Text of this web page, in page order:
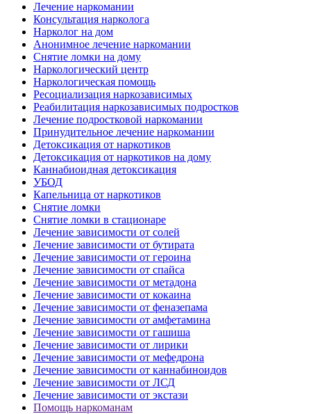
Лечение наркомании
Консультация нарколога
Нарколог на дом
Анонимное лечение наркомании
Снятие ломки на дому
Наркологический центр
Наркологическая помощь
Ресоциализация наркозависимых
Реабилитация наркозависимых подростков
Лечение подростковой наркомании
Принудительное лечение наркомании
Детоксикация от наркотиков
Детоксикация от наркотиков на дому
Каннабиоидная детоксикация
УБОД
Капельница от наркотиков
Снятие ломки
Снятие ломки в стационаре
Лечение зависимости от солей
Лечение зависимости от бутирата
Лечение зависимости от героина
Лечение зависимости от спайса
Лечение зависимости от метадона
Лечение зависимости от кокаина
Лечение зависимости от феназепама
Лечение зависимости от амфетамина
Лечение зависимости от гашиша
Лечение зависимости от лирики
Лечение зависимости от мефедрона
Лечение зависимости от каннабиноидов
Лечение зависимости от ЛСД
Лечение зависимости от экстази
Помощь наркоманам